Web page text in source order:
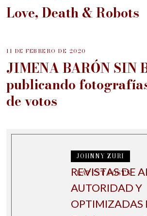
Love, Death & Robots
11 DE FEBRERO DE 2020
JIMENA BARÓN SIN
publicando
de votos
JOHNNY ZURI
LATEST POSTS
REVISTAS DE
AUTORIDAD Y
OPTIMIZADAS